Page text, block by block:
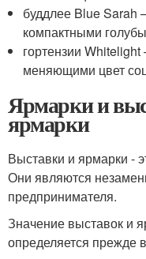
буддлее Blue Sarah
компактными
гортензии
меняющими цвет
Ярмарки и
ярмарки
Выставки и ярмарки -
Они являются
предпринимателя.
Значение выставок и
определяется прежде